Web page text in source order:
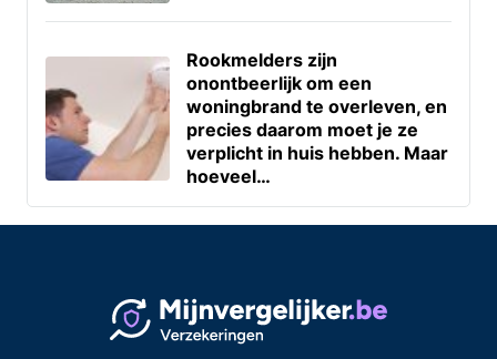
Rookmelders zijn
onontbeerlijk om een
woningbrand te overleven, en
precies daarom moet je ze
verplicht in huis hebben. Maar
hoeveel…